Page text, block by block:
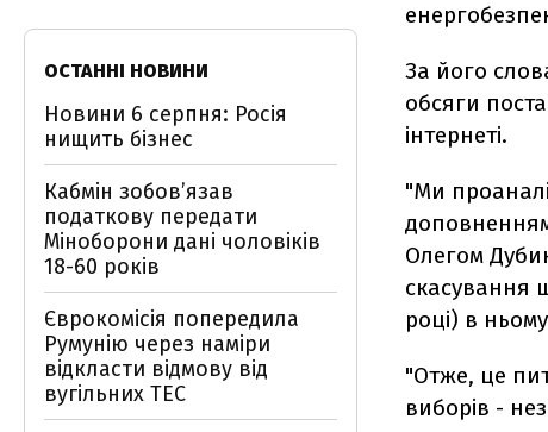
За його
обсяги
інтернеті.
"Ми
Олегом
скасування
році) в
"Отже, це
виборів -
ОСТАННІ НОВИНИ
Новини 6 серпня: Росія
нищить бізнес
Кабмін зобовʼязав
податкову передати
Міноборони дані чоловіків
18-60 років
Єврокомісія попередила
Румунію через наміри
відкласти відмову від
вугільних ТЕС